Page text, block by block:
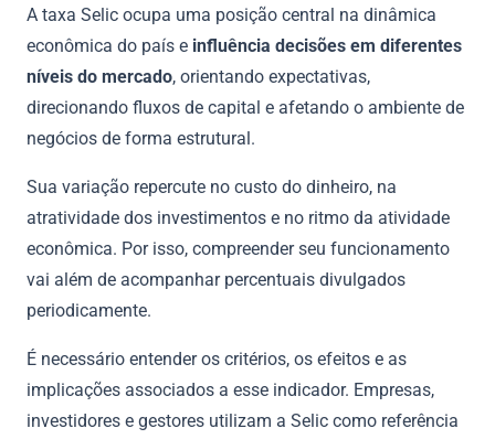
A taxa Selic ocupa uma posição central na dinâmica
econômica do país e influência decisões em diferentes
níveis do mercado, orientando expectativas,
direcionando fluxos de capital e afetando o ambiente de
negócios de forma estrutural.
Sua variação repercute no custo do dinheiro, na
atratividade dos investimentos e no ritmo da atividade
econômica. Por isso, compreender seu funcionamento
vai além de acompanhar percentuais divulgados
periodicamente.
É necessário entender os critérios, os efeitos e as
implicações associados a esse indicador. Empresas,
investidores e gestores utilizam a Selic como referência